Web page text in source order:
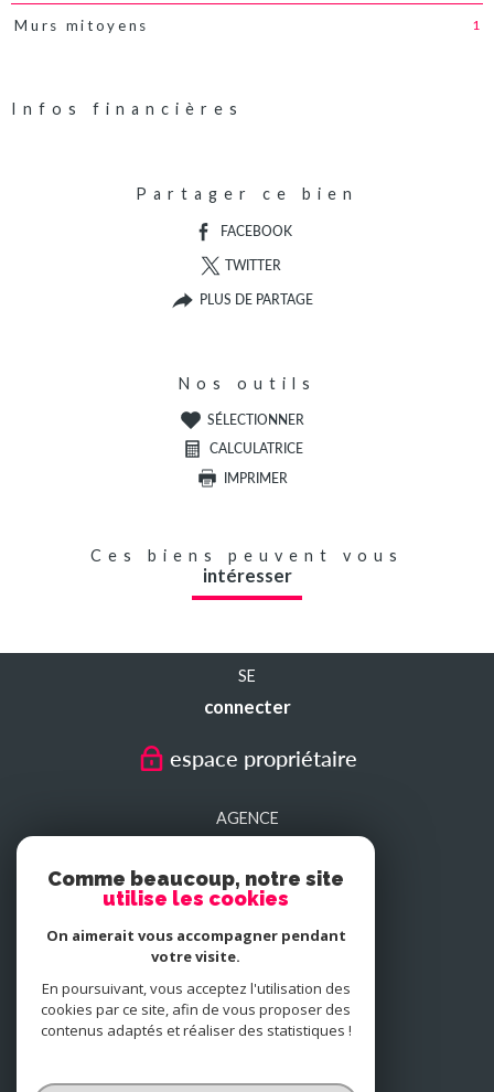
Murs mitoyens 1
Infos financières
Partager ce bien
FACEBOOK
TWITTER
PLUS DE PARTAGE
Nos outils
SÉLECTIONNER
CALCULATRICE
IMPRIMER
Ces biens peuvent vous
intéresser
SE
connecter
espace propriétaire
AGENCE
CHARLEVILLE-MEZIERES
NOUS
Comme beaucoup, notre site
utilise les cookies
On aimerait vous accompagner pendant
votre visite.
En poursuivant, vous acceptez l'utilisation des
cookies par ce site, afin de vous proposer des
contenus adaptés et réaliser des statistiques !